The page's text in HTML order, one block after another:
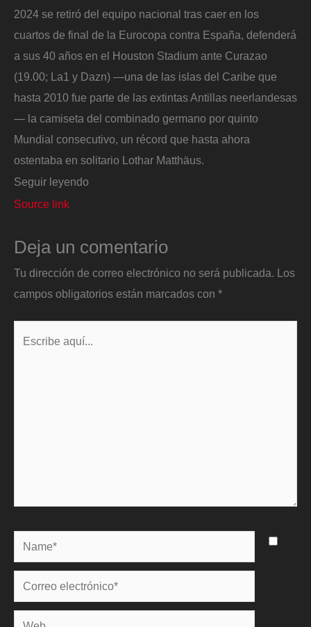
2024 se retiró del equipo nacional tras caer en los
cuartos de final de la Eurocopa contra España, defenderá
a sus 40 años en el Houston Stadium ante Curazao
(19.00; La1 y Dazn) —una de las islas del Caribe que
hasta 2010 fue parte de las extintas Antillas neerlandesas
— la camiseta del combinado germano por quinto
Mundial consecutivo, un récord que hasta ahora
ostentaba en solitario Lothar Matthäus.
Seguir leyendo
Source link
Deja un comentario
Tu dirección de correo electrónico no será publicada. Los
campos obligatorios están marcados con *
Name*
Correo
electrónico*
Web